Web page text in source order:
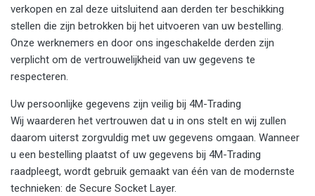
verkopen en zal deze uitsluitend aan derden ter beschikking
stellen die zijn betrokken bij het uitvoeren van uw bestelling.
Onze werknemers en door ons ingeschakelde derden zijn
verplicht om de vertrouwelijkheid van uw gegevens te
respecteren.
Uw persoonlijke gegevens zijn veilig bij 4M-Trading
Wij waarderen het vertrouwen dat u in ons stelt en wij zullen
daarom uiterst zorgvuldig met uw gegevens omgaan. Wanneer
u een bestelling plaatst of uw gegevens bij 4M-Trading
raadpleegt, wordt gebruik gemaakt van één van de modernste
technieken: de Secure Socket Layer.